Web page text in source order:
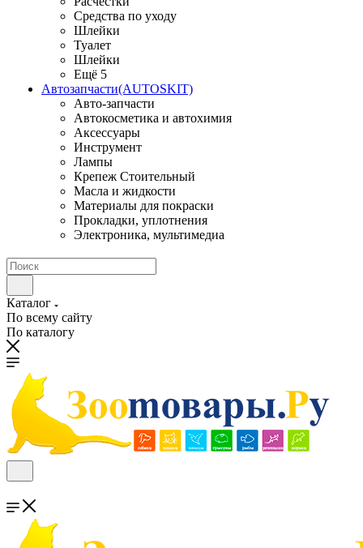
Средства по уходу
Шлейки
Туалет
Шлейки
Ещё 5
Автозапчасти(AUTOSKIT)
Авто-запчасти
Автокосметика и автохимия
Аксессуары
Инструмент
Лампы
Крепеж Стоительный
Масла и жидкости
Материалы для покраски
Прокладки, уплотнения
Электроника, мультимедиа
Каталог
По всему сайту
По каталогу